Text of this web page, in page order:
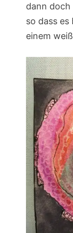
dann
so dass es
einem